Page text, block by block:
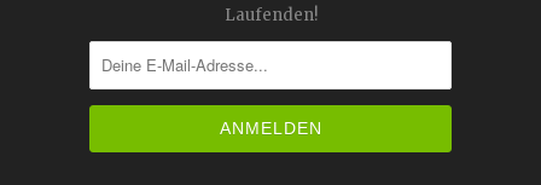
Laufenden!